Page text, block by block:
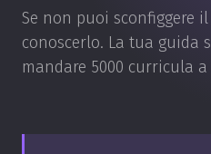
Se non puoi sconfiggere
conoscerlo. La tua guida
mandare 5000 curricula a